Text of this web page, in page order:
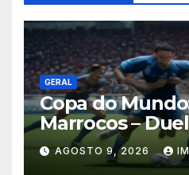
GERAL
Copa do
Marrocos –
pela Liderança
AGOSTO 9, 2026